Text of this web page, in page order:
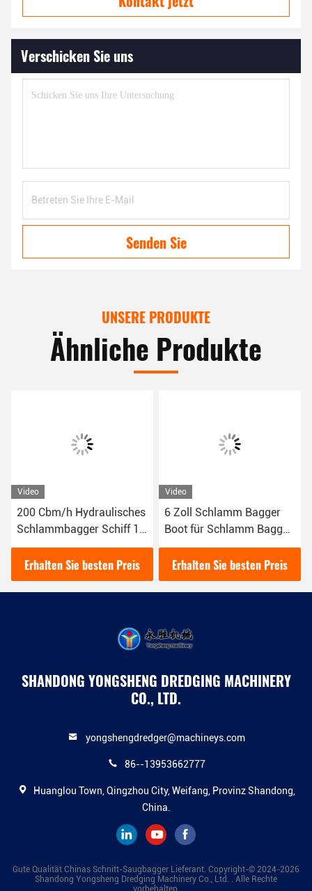
Verschicken Sie uns
Senden Sie
UNSERE PRODUKTE
Ähnliche Produkte
Video
200 Cbm/h Hydraulisches
Schlammbagger Schiff 16
kW Rotfarbe für das
Flussbaggen verwendet
Erhalten Sie besten Preis
Video
6 Zoll Schlamm Bagger
Boot für Schlamm Bagger
im Fluss 16kw Diesel
Hydraulische Bagger
Erhalten Sie besten Preis
SHANDONG YONGSHENG DREDGING MACHINERY
CO., LTD.
yongshengdredger@machineys.com
86--13953662777
Huanglou Town, Qingzhou City, Weifang, Provinz Shandong,
China.
Gute Qualität Chinas Schnitt-Saugbagger Lieferant. Copyright-© 2024-2026
Shandong Yongsheng Dredging Machinery Co., Ltd. . Alle Rechte
vorbehalten.